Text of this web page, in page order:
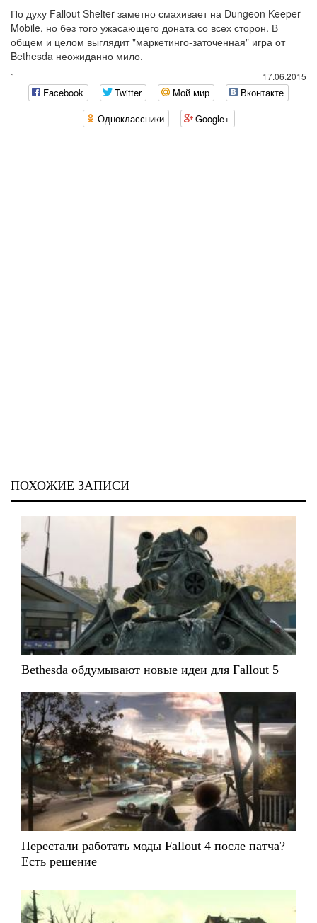
По духу Fallout Shelter заметно смахивает на Dungeon Keeper
Mobile, но без того ужасающего доната со всех сторон. В
общем и целом выглядит "маркетинго-заточенная" игра от
Bethesda неожиданно мило.
17.06.2015
`
Facebook Twitter Мой мир
Вконтакте
Одноклассники
Google+
ПОХОЖИЕ ЗАПИСИ
Bethesda обдумывают новые идеи для Fallout 5
Перестали работать моды Fallout 4 после патча?
Есть решение